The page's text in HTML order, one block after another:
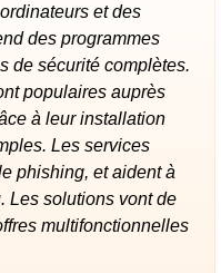
et des
des programmes
de sécurité complètes.
populaires auprès
à leur installation
Les services
phishing, et aident à
Les solutions vont de
multifonctionnelles